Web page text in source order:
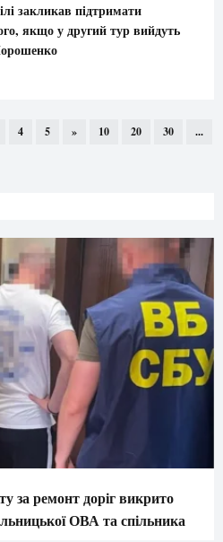
закликав підтримати
якщо у другий тур вийдуть
4 5 » 10 20 30
...
за ремонт доріг викрито
ОВА та спільника